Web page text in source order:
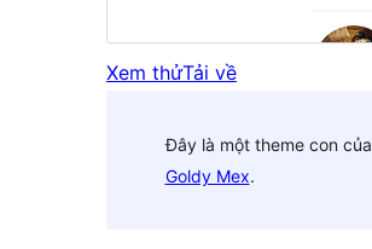
Xem thửTải về
Đây là một theme con của
Goldy Mex.